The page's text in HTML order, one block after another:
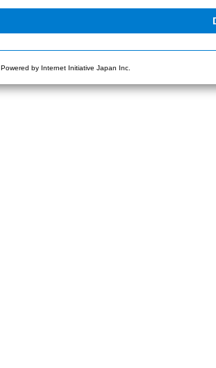
Powered by Internet Initiative Japan Inc.